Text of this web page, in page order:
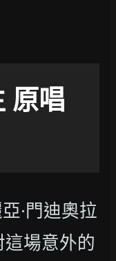
原唱
·門迪奧拉
這場意外的